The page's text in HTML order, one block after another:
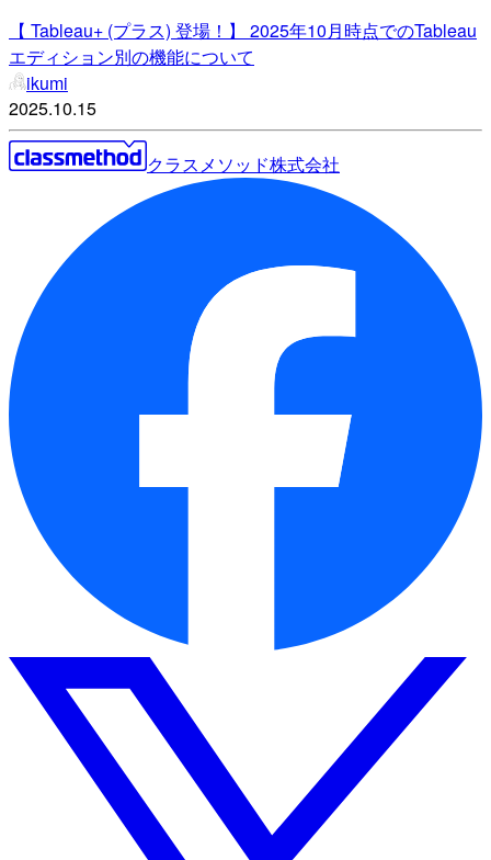
【 Tableau+ (プラス) 登場！】 2025年10月時点でのTableau
エディション別の機能について
ikumi
2025.10.15
クラスメソッド株式会社